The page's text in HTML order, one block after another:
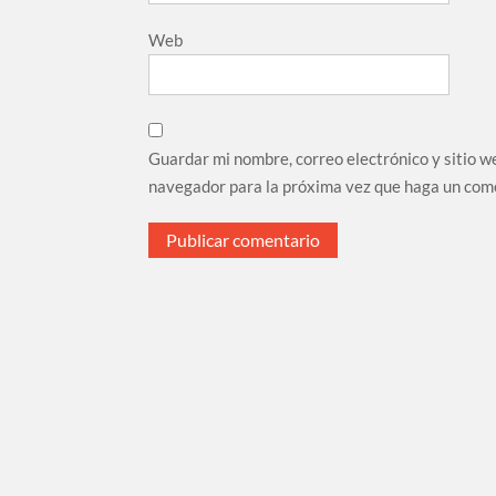
Web
Guardar mi nombre, correo electrónico y sitio
navegador para la próxima vez que haga un